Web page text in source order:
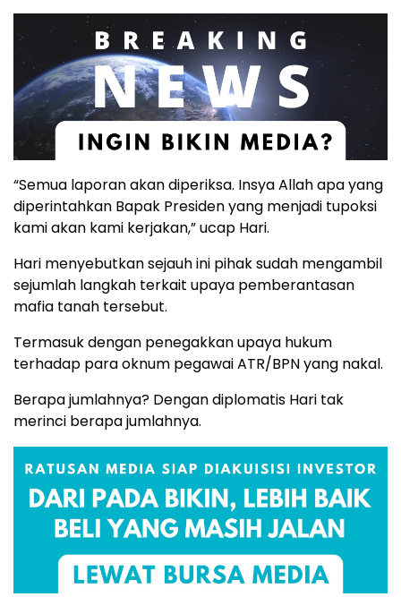
“Semua laporan akan diperiksa. Insya Allah apa yang
diperintahkan Bapak Presiden yang menjadi tupoksi
kami akan kami kerjakan,” ucap Hari.
Hari menyebutkan sejauh ini pihak sudah mengambil
sejumlah langkah terkait upaya pemberantasan
mafia tanah tersebut.
Termasuk dengan penegakkan upaya hukum
terhadap para oknum pegawai ATR/BPN yang nakal.
Berapa jumlahnya? Dengan diplomatis Hari tak
merinci berapa jumlahnya.